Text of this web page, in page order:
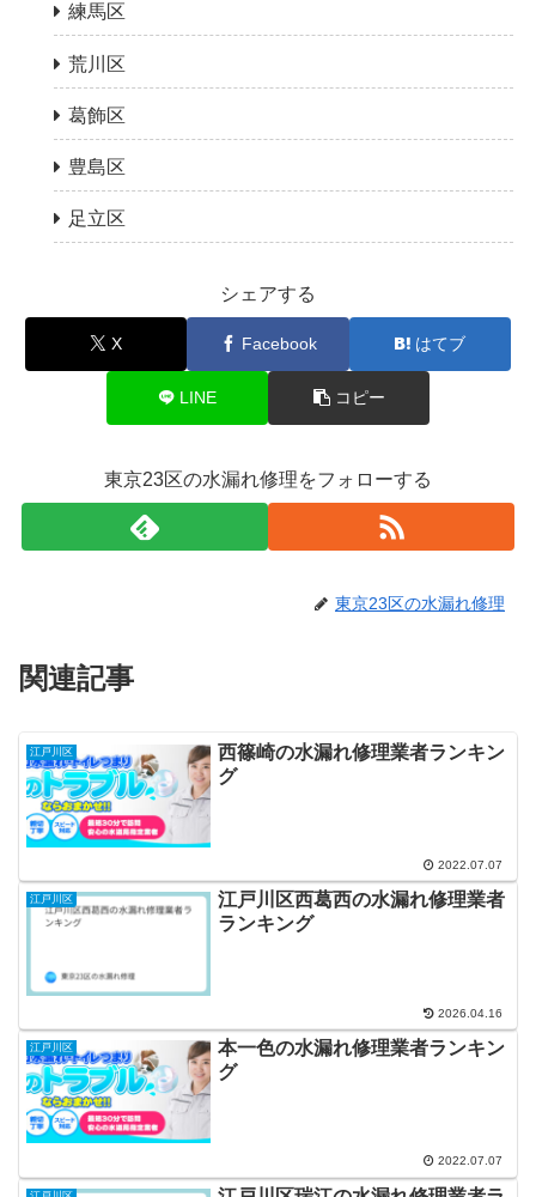
練馬区
荒川区
葛飾区
豊島区
足立区
シェアする
X Facebook はてブ
LINE コピー
東京23区の水漏れ修理をフォローする
東京23区の水漏れ修理
関連記事
江戸川区
西篠崎の水漏れ修理業者ランキン
グ
2022.07.07
江戸川区
江戸川区西葛西の水漏れ修理業者
ランキング
2026.04.16
江戸川区
本一色の水漏れ修理業者ランキン
グ
2022.07.07